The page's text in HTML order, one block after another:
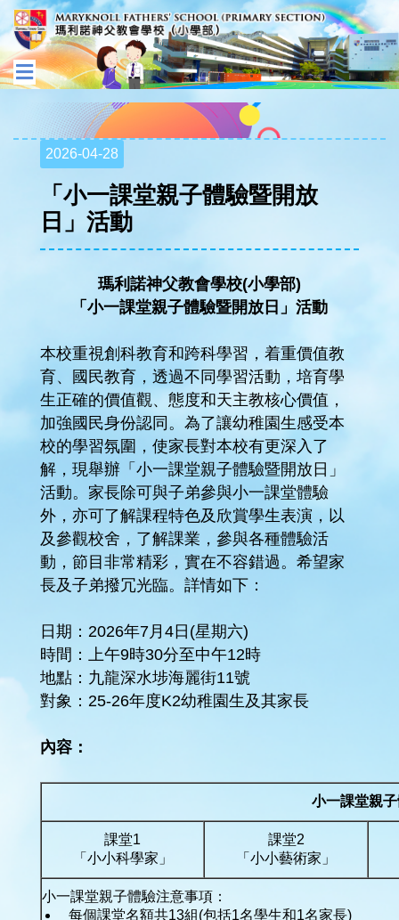
2026-04-28
「小一課堂親子體驗暨開放
日」活動
瑪利諾神父教會學校(小學部)
「小一課堂親子體驗暨開放日 」活動
本校重視創科教育和跨科學習，着重價值教
育、國民教育，透過不同學習活動，培育學
生正確的價值觀、態度和天主教核心價值，
加強國民身份認同。為了讓幼稚園生感受本
校的學習氛圍，使家長對本校有更深入了
解，現舉辦「小一課堂親子體驗暨開放日」
活動。家長除可與子弟參與小一課堂體驗
外，亦可了解課程特色及欣賞學生表演，以
及參觀校舍，了解課業，參與各種體驗活
動，節目非常精彩，實在不容錯過。希望家
長及子弟撥冗光臨。詳情如下：
日期：2026年7月4日(星期六)
時間：上午9時30分至中午12時
地點：九龍深水埗海麗街11號
對象：25-26年度K2幼稚園生及其家長
內容：
小一課堂親
課堂1
「小小科學家」
課堂2
「小小藝術家」
小一課堂親子體驗注意事項：
每個課堂名額共13組(包括1名學生和1名家長)